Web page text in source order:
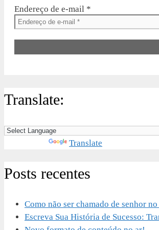
Endereço de e-mail *
Translate:
Translate
Posts recentes
Como não ser chamado de senhor
Escreva Sua História de Sucesso: